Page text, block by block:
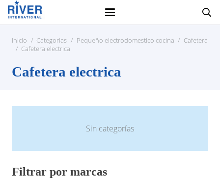
Inicio / Categorias / Pequeño electrodomestico cocina / Cafetera
/ Cafetera electrica
Cafetera electrica
Sin categorías
Filtrar por marcas